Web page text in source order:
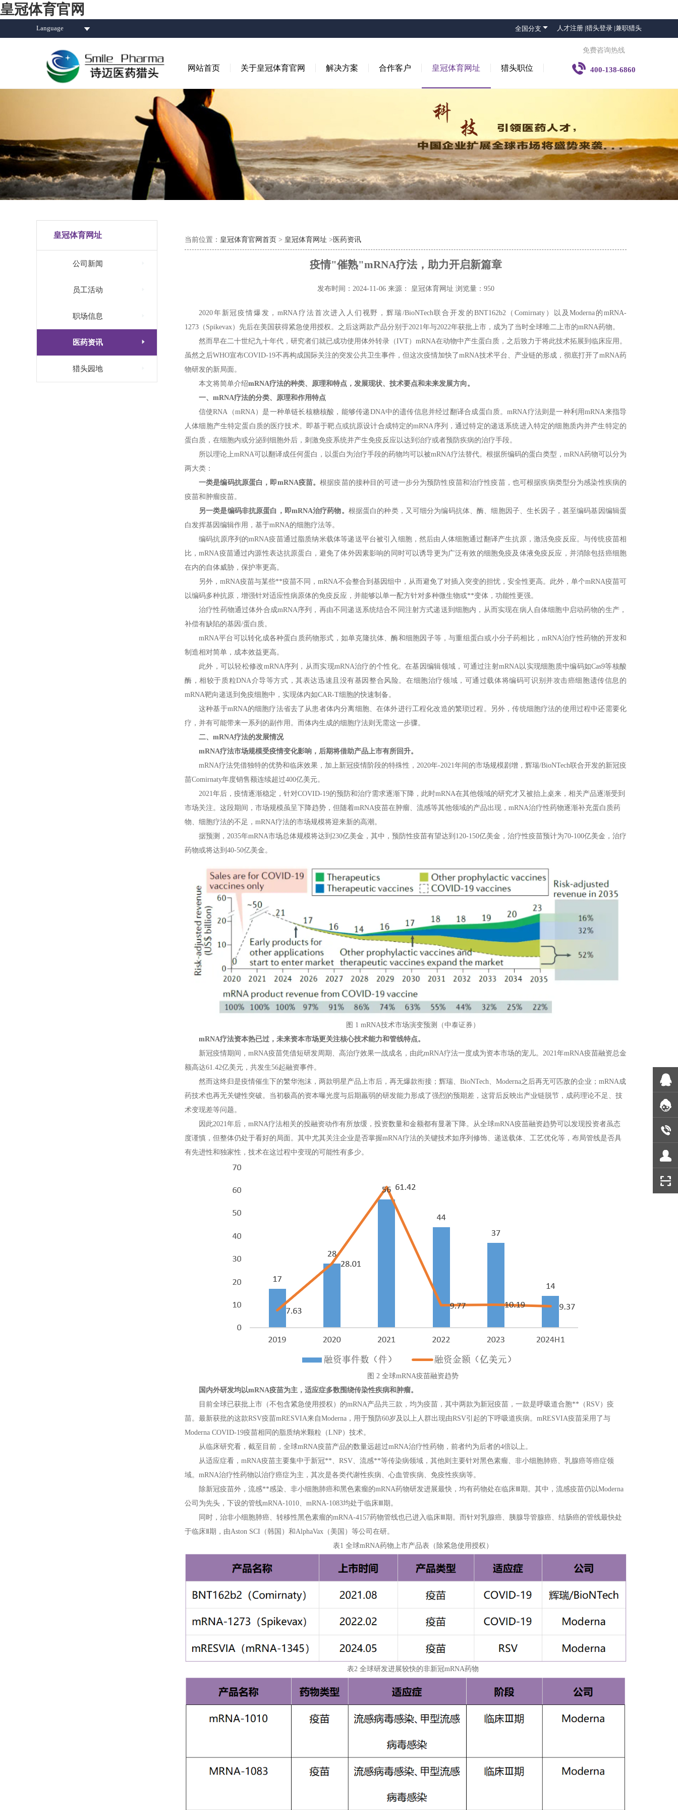
皇冠体育官网
Language 全国分支  人才注册 |猎头登录 |兼职猎头
网站首页 关于皇冠体育官网 解决方案 合作客户 皇冠体育网址 猎头职位
免费咨询热线
 400-138-6860
皇冠体育网址
公司新闻
员工活动
职场信息
医药资讯 
猎头园地
当前位置： 皇冠体育官网首页 > 皇冠体育网址 > 医药资讯
疫情"催熟"mRNA疗法，助力开启新篇章
发布时间：2024-11-06 来源： 皇冠体育网址 浏览量：950
2020年新冠疫情爆发，mRNA疗法首次进入人们视野，辉瑞/BioNTech联合开发的BNT162b2（Comirnaty）以及Moderna的mRNA-
1273（Spikevax）先后在美国获得紧急使用授权。之后这两款产品分别于2021年与2022年获批上市，成为了当时全球唯二上市的mRNA药物。
然而早在二十世纪九十年代，研究者们就已成功使用体外转录（IVT）mRNA在动物中产生蛋白质，之后致力于将此技术拓展到临床应用。
虽然之后WHO宣布COVID-19不再构成国际关注的突发公共卫生事件，但这次疫情加快了mRNA技术平台、产业链的形成，彻底打开了mRNA药
物研发的新局面。
本文将简单介绍mRNA疗法的种类、原理和特点，发展现状、技术要点和未来发展方向。
一、mRNA疗法的分类、原理和作用特点
信使RNA（mRNA）是一种单链长核糖核酸，能够传递DNA中的遗传信息并经过翻译合成蛋白质。mRNA疗法则是一种利用mRNA来指导
人体细胞产生特定蛋白质的医疗技术。即基于靶点或抗原设计合成特定的mRNA序列，通过特定的递送系统进入特定的细胞质内并产生特定的
蛋白质，在细胞内或分泌到细胞外后，刺激免疫系统并产生免疫反应以达到治疗或者预防疾病的治疗手段。
所以理论上mRNA可以翻译成任何蛋白，以蛋白为治疗手段的药物均可以被mRNA疗法替代。根据所编码的蛋白类型，mRNA药物可以分为
两大类：
一类是编码抗原蛋白，即mRNA疫苗。根据疫苗的接种目的可进一步分为预防性疫苗和治疗性疫苗，也可根据疾病类型分为感染性疾病的
疫苗和肿瘤疫苗。
另一类是编码非抗原蛋白，即mRNA治疗药物。 根据蛋白的种类，又可细分为编码抗体、酶、细胞因子、生长因子，甚至编码基因编辑蛋
白发挥基因编辑作用，基于mRNA的细胞疗法等。
编码抗原序列的mRNA疫苗通过脂质纳米载体等递送平台被引入细胞，然后由人体细胞通过翻译产生抗原，激活免疫反应。与传统疫苗相
比，mRNA疫苗通过内源性表达抗原蛋白，避免了体外因素影响的同时可以诱导更为广泛有效的细胞免疫及体液免疫反应，并消除包括癌细胞
在内的自体威胁，保护率更高。
另外，mRNA疫苗与某些**疫苗不同，mRNA不会整合到基因组中，从而避免了对插入突变的担忧，安全性更高。此外，单个mRNA疫苗可
以编码多种抗原，增强针对适应性病原体的免疫反应，并能够以单一配方针对多种微生物或**变体，功能性更强。
治疗性药物通过体外合成mRNA序列，再由不同递送系统结合不同注射方式递送到细胞内，从而实现在病人自体细胞中启动药物的生产，
补偿有缺陷的基因/蛋白质。
mRNA平台可以转化成各种蛋白质药物形式，如单克隆抗体、酶和细胞因子等，与重组蛋白或小分子药相比，mRNA治疗性药物的开发和
制造相对简单，成本效益更高。
此外，可以轻松修改mRNA序列，从而实现mRNA治疗的个性化。在基因编辑领域，可通过注射mRNA以实现细胞质中编码如Cas9等核酸
酶，相较于质粒DNA介导等方式，其表达迅速且没有基因整合风险。在细胞治疗领域，可通过载体将编码可识别并攻击癌细胞遗传信息的
mRNA靶向递送到免疫细胞中，实现体内如CAR-T细胞的快速制备。
这种基于mRNA的细胞疗法省去了从患者体内分离细胞、在体外进行工程化改造的繁琐过程。另外，传统细胞疗法的使用过程中还需要化
疗，并有可能带来一系列的副作用。而体内生成的细胞疗法则无需这一步骤。
二、mRNA疗法的发展情况
mRNA疗法市场规模受疫情变化影响，后期将借助产品上市有所回升。
mRNA疗法凭借独特的优势和临床效果，加上新冠疫情阶段的特殊性，2020年-2021年间的市场规模剧增，辉瑞/BioNTech联合开发的新冠疫
苗Comirnaty年度销售额连续超过400亿美元。
2021年后，疫情逐渐稳定，针对COVID-19的预防和治疗需求逐渐下降，此时mRNA在其他领域的研究才又被抬上桌来，相关产品逐渐受到
市场关注。这段期间，市场规模虽呈下降趋势，但随着mRNA疫苗在肿瘤、流感等其他领域的产品出现，mRNA治疗性药物逐渐补充蛋白质药
物、细胞疗法的不足，mRNA疗法的市场规模将迎来新的高潮。
据预测，2035年mRNA市场总体规模将达到230亿美金，其中，预防性疫苗有望达到120-150亿美金，治疗性疫苗预计为70-100亿美金，治疗
药物或将达到40-50亿美金。
图 1 mRNA技术市场演变预测（中泰证券）
mRNA疗法资本热已过，未来资本市场更关注核心技术能力和管线特点。
新冠疫情期间，mRNA疫苗凭借短研发周期、高治疗效果一战成名，由此mRNA疗法一度成为资本市场的宠儿。2021年mRNA疫苗融资总金
额高达61.42亿美元，共发生56起融资事件。
然而这终归是疫情催生下的繁华泡沫，两款明星产品上市后，再无爆款衔接；辉瑞、BioNTech、Moderna之后再无可匹敌的企业；mRNA成
药技术也再无关键性突破。当初极高的资本曝光度与后期羸弱的研发能力形成了强烈的预期差，这背后反映出产业链脱节，成药理论不足、技
术变现差等问题。
因此2021年后，mRNA疗法相关的投融资动作有所放缓，投资数量和金额都有显著下降。从全球mRNA疫苗融资趋势可以发现投资者虽态
度谨慎，但整体仍处于看好的局面。其中尤其关注企业是否掌握mRNA疗法的关键技术如序列修饰、递送载体、工艺优化等，布局管线是否具
有先进性和独家性，技术在这过程中变现的可能性有多少。
图 2 全球mRNA疫苗融资趋势
国内外研发均以mRNA疫苗为主，适应症多数围绕传染性疾病和肿瘤。
目前全球已获批上市（不包含紧急使用授权）的mRNA产品共三款，均为疫苗，其中两款为新冠疫苗，一款是呼吸道合胞**（RSV）疫
苗。最新获批的这款RSV疫苗mRESVIA来自Moderna，用于预防60岁及以上人群出现由RSV引起的下呼吸道疾病。mRESVIA疫苗采用了与
Moderna COVID-19疫苗相同的脂质纳米颗粒（LNP）技术。
从临床研究看，截至目前，全球mRNA疫苗产品的数量远超过mRNA治疗性药物，前者约为后者的4倍以上。
从适应症看，mRNA疫苗主要集中于新冠**、RSV、流感**等传染病领域，其他则主要针对黑色素瘤、非小细胞肺癌、乳腺癌等癌症领
域。mRNA治疗性药物以治疗癌症为主，其次是各类代谢性疾病、心血管疾病、免疫性疾病等。
除新冠疫苗外，流感**感染、非小细胞肺癌和黑色素瘤的mRNA药物研发进展最快，均有药物处在临床Ⅲ期。其中，流感疫苗仍以Moderna
公司为先头，下设的管线mRNA-1010、mRNA-1083均处于临床Ⅲ期。
同时，治非小细胞肺癌、转移性黑色素瘤的mRNA-4157药物管线也已进入临床Ⅲ期。而针对乳腺癌、胰腺导管腺癌、结肠癌的管线最快处
于临床Ⅱ期，由Aston SCI（韩国）和AlphaVax（美国）等公司在研。
表1 全球mRNA药物上市产品表（除紧急使用授权）
表2 全球研发进展较快的非新冠mRNA药物